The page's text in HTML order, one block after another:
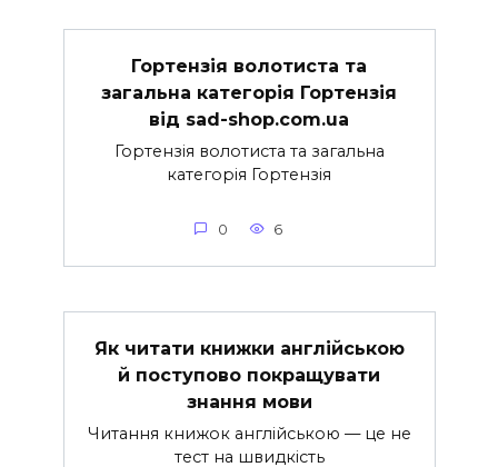
Гортензія волотиста та
загальна категорія Гортензія
від sad-shop.com.ua
Гортензія волотиста та загальна
категорія Гортензія
0 6
Як читати книжки англійською
й поступово покращувати
знання мови
Читання книжок англійською — це не
тест на швидкість